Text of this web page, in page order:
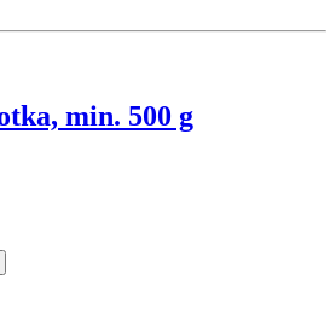
min. 500 g